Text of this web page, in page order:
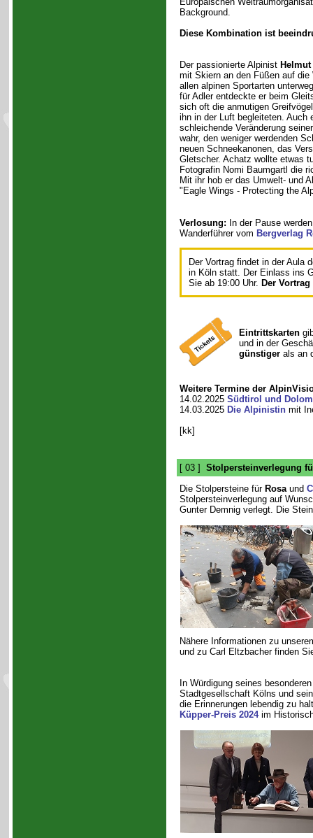
Background.
Diese Kombination ist
Der passionierte Alpinist
mit Skiern an den Füßen auf
allen alpinen Sportarten
für Adler entdeckte er beim
sich oft die anmutigen
ihn in der Luft begleiteten. Auch
schleichende Veränderung
wahr, den weniger werdenden
neuen Schneekanonen, das
Gletscher. Achatz wollte etwas
Fotografin Nomi Baumgartl die
Mit ihr hob er das Umwelt- und
"Eagle Wings - Protecting the
Verlosung: In der Pause
Wanderführer vom Bergverlag
Der Vortrag findet in der Aula
in Köln statt. Der Einlass ins
Sie ab 19:00 Uhr. Der
Eintrittskarten
und in der
günstigerals an
Weitere Termine der
14.02.2025 Südtirol und
14.03.2025 Die Alpinistinmit
[kk]
[ 03 ] Stolpersteinverlegung
Die Stolpersteine für Rosaund
Stolpersteinverlegung auf
Gunter Demnig verlegt. Die
Nähere Informationen zu
und zu Carl Eltzbacher finden
In Würdigung seines
Stadtgesellschaft Kölns und
die Erinnerungen lebendig zu
Küpper-Preis 2024im